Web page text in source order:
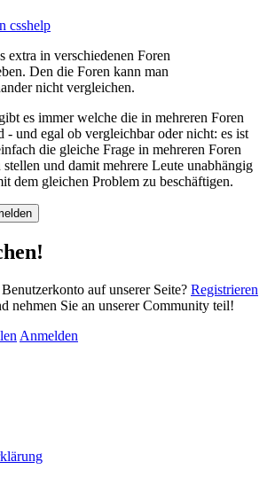
csshelp
extra in verschiedenen Foren
Den die Foren kann man
nicht vergleichen.
es immer welche die in mehreren Foren
- und egal ob vergleichbar oder nicht: es ist
die gleiche Frage in mehreren Foren
und damit mehrere Leute unabhängig
dem gleichen Problem zu beschäftigen.
auf unserer Seite? Registrieren
nehmen Sie an unserer Community teil!
Anmelden